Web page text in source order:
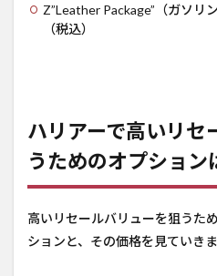
Z”Leather Package”（ガソ
（税込）
ハリアーで高いリセ
うためのオプション
高いリセールバリューを狙うた
ションと、その価格を見ていきま